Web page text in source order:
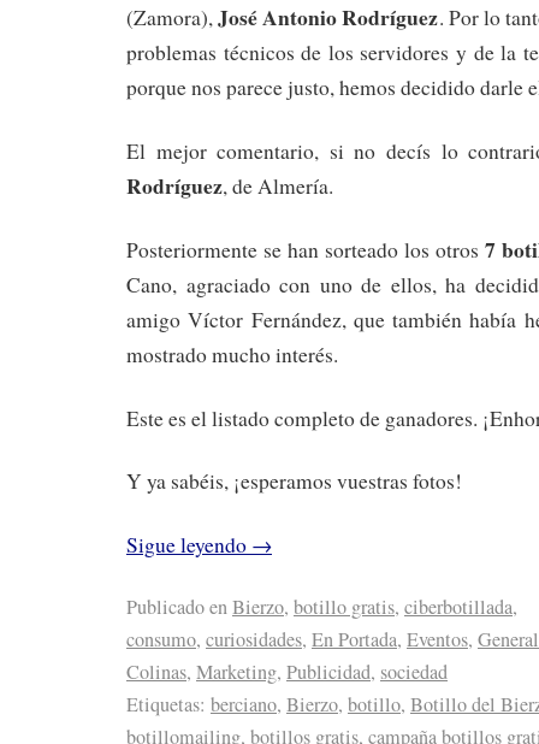
(Zamora),José Antonio Rodríguez. Por lo
problemas técnicos de los servidores y de la
porque nos parece justo, hemos decidido darle
El mejor comentario, si no decís lo
Rodríguez, de Almería.
Posteriormente se han sorteado los otros 7
Cano, agraciado con uno de ellos, ha
amigo Víctor Fernández, que también había
mostrado mucho interés.
Este es el listado completo de ganadores.
Y ya sabéis, ¡esperamos vuestras fotos!
Sigue leyendo →
Publicado enBierzo, botillo gratis, ciberbotillada,
consumo, curiosidades, En Portada, Eventos, General
Colinas, Marketing, Publicidad, sociedad
Etiquetas: berciano, Bierzo, botillo, Botillo del
botillomailing, botillos gratis, campaña botillos